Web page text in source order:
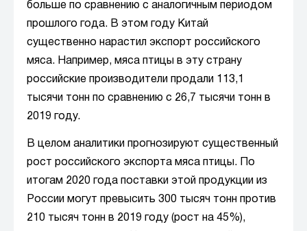
больше по сравнению с аналогичным периодом
прошлого года. В этом году Китай
существенно нарастил экспорт российского
мяса. Например, мяса птицы в эту страну
российские производители продали 113,1
тысячи тонн по сравнению с 26,7 тысячи тонн в
2019 году.
В целом аналитики прогнозируют существенный
рост российского экспорта мяса птицы. По
итогам 2020 года поставки этой продукции из
России могут превысить 300 тысяч тонн против
210 тысяч тонн в 2019 году (рост на 45%),